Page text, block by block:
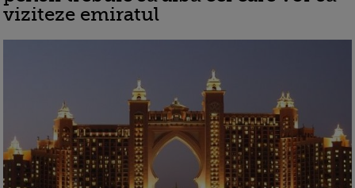
viziteze emiratul